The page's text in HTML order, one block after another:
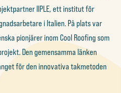
IIPLE, ett institut för
i Italien. På plats var
pionjärer inom Cool Roofing som
Den gemensamma länken
för den innovativa takmetoden